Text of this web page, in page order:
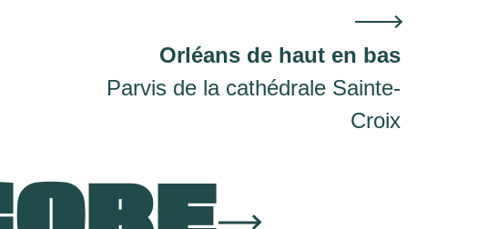
Orléans de haut en bas
Parvis de la cathédrale Sainte-
Croix